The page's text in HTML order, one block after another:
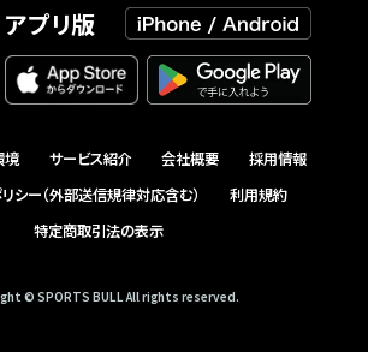
アプリ版
境 サービス紹介 会社概要
採用情報
シー（外部送信規律対応含む）
利用規約
特定商取引法の表示
© SPORTS BULL All rights reserved.